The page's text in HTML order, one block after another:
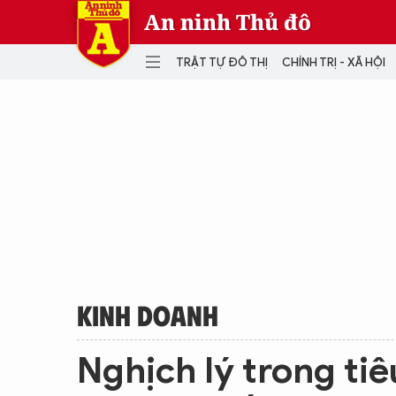
An ninh Thủ đô
TRẬT TỰ ĐÔ THỊ CHÍNH TRỊ - XÃ HỘI
KINH DOANH
Nghịch lý trong